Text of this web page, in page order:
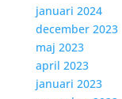
januari 2024
december 2023
maj 2023
april 2023
januari 2023